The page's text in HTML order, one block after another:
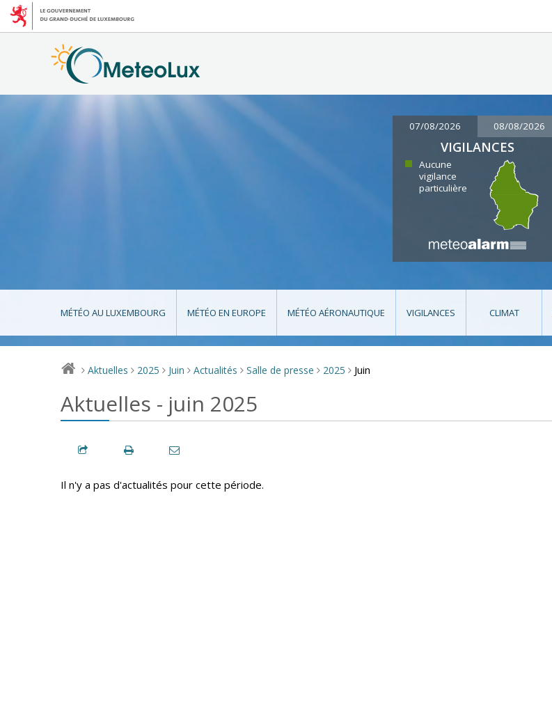
07/08/2026 08/08/2026
VIGILANCES
Aucune
vigilance
particulière
MÉTÉO AU LUXEMBOURG MÉTÉO EN EUROPE MÉTÉO AÉRONAUTIQUE VIGILANCES CLIMAT
> Aktuelles > 2025 > Juin > Actualités > Salle de presse > 2025 > Juin
Aktuelles - juin 2025
Il n'y a pas d'actualités pour cette période.